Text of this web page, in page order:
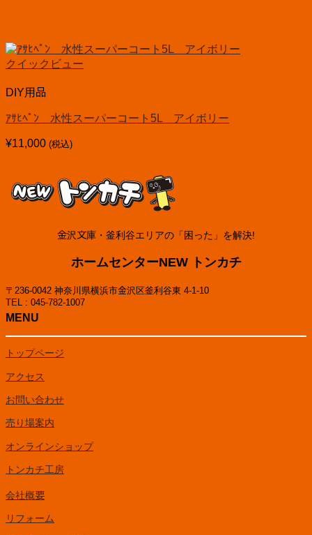
クイックビュー
DIY用品
ｱｻﾋﾍﾟﾝ 水性スーパーコート5L アイボリー
¥11,000 (税込)
金沢文庫・釜利谷エリアの「困った」を解決!
ホームセンターNEW トンカチ
〒236-0042 神奈川県横浜市金沢区釜利谷東 4-1-10
TEL : 045-782-1007
MENU
トップページ
アクセス
お問い合わせ
売り場案内
オンラインショップ
トンカチ工房
会社概要
リフォーム